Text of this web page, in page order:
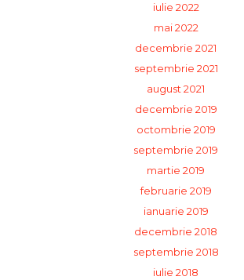
iulie 2022
mai 2022
decembrie 2021
septembrie 2021
august 2021
decembrie 2019
octombrie 2019
septembrie 2019
martie 2019
februarie 2019
ianuarie 2019
decembrie 2018
septembrie 2018
iulie 2018